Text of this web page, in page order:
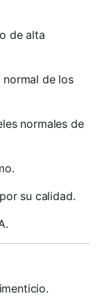
de alta
de los
normales de
por su calidad.